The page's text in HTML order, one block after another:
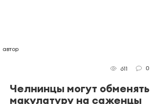
автор
611
0
Челнинцы могут обменять
макулатуру на саженцы